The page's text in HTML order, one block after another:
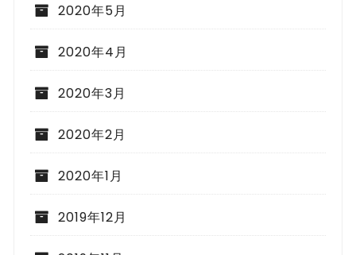
2020年5月
2020年4月
2020年3月
2020年2月
2020年1月
2019年12月